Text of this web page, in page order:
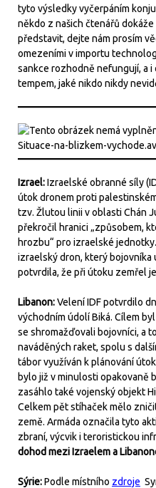
tyto výsledky vyčerpáním
někdo z našich čtenářů
představit, dejte nám prosím
omezeními v importu
sankce rozhodně nefungují, a
tempem, jaké nikdo nikdy
Izrael:Izraelské obranné síly
útok dronem proti
tzv. Žlutou linii v oblasti Chán
překročil hranici „způsobem,
hrozbu“ pro izraelské
izraelský dron, který bojovníka
potvrdila, že při útoku zemřel
Libanon:Velení IDF potvrdilo
východním údolí Biká. Cílem
se shromažďovali bojovníci, a
naváděných raket, spolu s
tábor využíván k plánování
bylo již v minulosti opakovaně
zasáhlo také vojenský objekt
Celkem pět stíhaček mělo
země. Armáda označila tyto
zbraní, výcvik i teroristickou
dohod mezi Izraelem a
Sýrie:Podle místního zdroje